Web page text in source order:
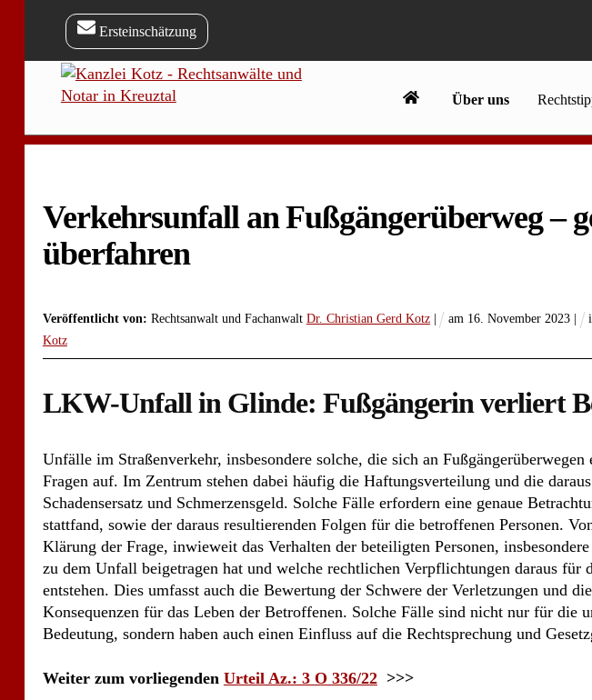
Ersteinschätzung
Über uns
Verkehrsunfall an Fußgängerüberweg –
überfahren
Veröffentlicht von: Rechtsanwalt und Fachanwalt Dr. Christian Gerd Kotz| am 16.November 2023
Kotz
LKW-Unfall in Glinde: Fußgängerin verliert
Unfälle im Straßenverkehr, insbesondere solche, die sich an
Fragen auf. Im Zentrum stehen dabei häufig die Haftungsverteilung und die
Schadensersatz und Schmerzensgeld. Solche Fälle erfordern eine genaue
stattfand, sowie der daraus resultierenden Folgen für die betroffenen Personen.
Klärung der Frage, inwieweit das Verhalten der beteiligten Personen,
zu dem Unfall beigetragen hat und welche rechtlichen Verpflichtungen daraus für
entstehen. Dies umfasst auch die Bewertung der Schwere der Verletzungen und
Konsequenzen für das Leben der Betroffenen. Solche Fälle sind nicht nur für die
Bedeutung, sondern haben auch einen Einfluss auf die Rechtsprechung und
Weiter zum vorliegenden Urteil Az.: 3 O 336/22>>>